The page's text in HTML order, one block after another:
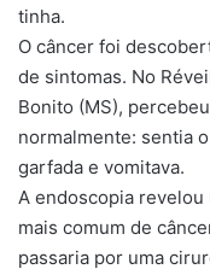
tinha.
O câncer foi
de sintomas. No
Bonito (MS),
normalmente: sentia
garfada e vomitava.
A endoscopia
mais comum de
passaria por uma